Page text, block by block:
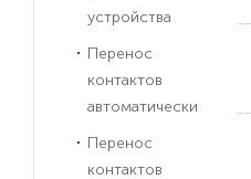
устройства
Перенос
контактов
автоматически
Перенос
контактов